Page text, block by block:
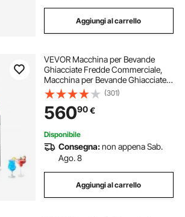
Aggiungi al carrello
VEVOR Macchina per Bevande
Ghiacciate Fredde Commerciale,
Macchina per Bevande Ghiacciate
Serbatoio Singolo 12 Litri, Macchina
per Frullati in Acciaio Inox,
Macchina per Bevande Fredde Bar
Hotel
(301)
56090€
Disponibile
Consegna:non appena Sab.
Ago. 8
Aggiungi al carrello